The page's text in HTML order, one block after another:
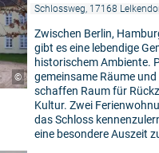
©
Schlossweg, 17168
Zwischen Berlin,
gibt es eine lebendige
historischem Ambiente.
gemeinsame Räume
schaffen Raum für
Kultur. Zwei
das Schloss
eine besondere Auszeit